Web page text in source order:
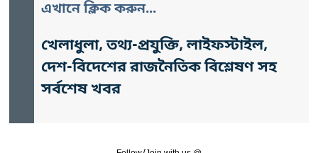
এখানে ক্লিক করুন...
খেলাধুলা, তথ্য-প্রযুক্তি, লাইফস্টাইল,
দেশ-বিদেশের রাজনৈতিক বিশ্লেষণ সহ
সর্বশেষ খবর